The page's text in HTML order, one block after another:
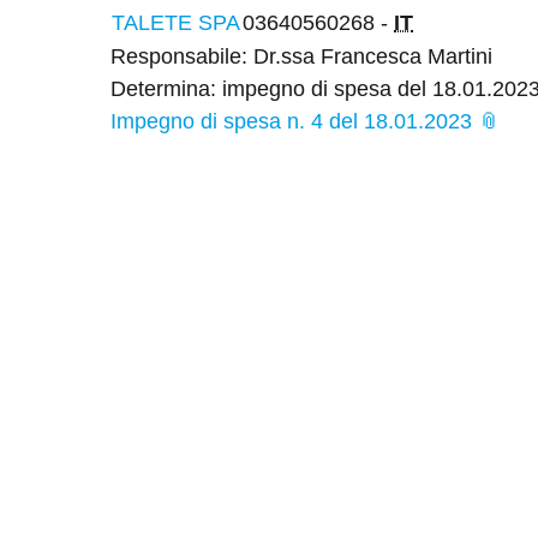
TALETE SPA03640560268 - IT
Responsabile: Dr.ssa Francesca Martini
Determina: impegno di spesa del
Impegno di spesa n. 4 del 18.01.2023